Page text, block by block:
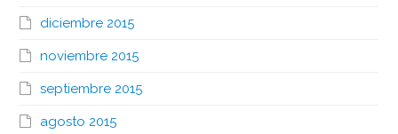
diciembre 2015
noviembre 2015
septiembre 2015
agosto 2015